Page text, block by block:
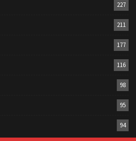
227
211
177
116
98
95
94